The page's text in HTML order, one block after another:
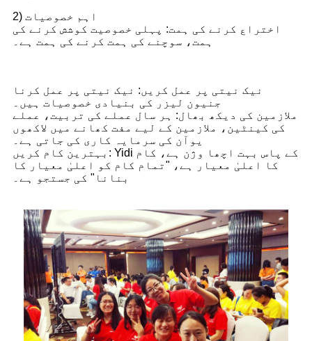
2) اہم خصوصیات
اختراع کرنے کی ہمت: پہلی خصوصیت کوشش کرنے کی
ہمت، سوچنے کی ہمت کرنے کی ہمت ہے۔
نیک نیتی پر عمل کریں: نیک نیتی پر عمل کرنا
جنیون لیزر کی بنیادی خصوصیات ہیں۔
ملازمین کی دیکھ بھال: ہر سال عملے کی تربیت، عملے
کی کینٹین، ملازمین کے لیے مفت کھانے میں لاکھوں
یوآن کی سرمایہ کاری کی جاتی ہے۔
بہترین کام کریں: Yidi کے پاس بہت اچھا وژن ہے، کام
کا اعلیٰ معیار ہے، "تمام کام کو اعلیٰ معیار کا
بنانا" کی جستجو ہے۔